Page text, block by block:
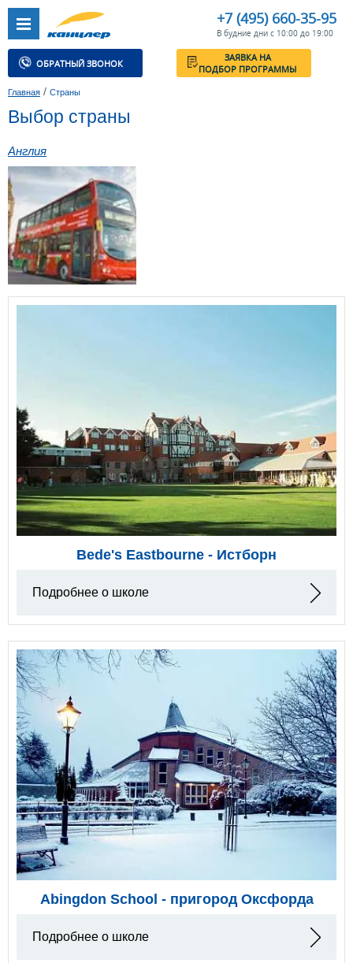
+7 (495) 660-35-95
В будние дни с 10:00 до 19:00
ОБРАТНЫЙ ЗВОНОК
ЗАЯВКА НА
ПОДБОР ПРОГРАММЫ
Главная / Страны
Выбор страны
Англия
Bede's Eastbourne - Истборн
Подробнее о школе
Abingdon School - пригород Оксфорда
Подробнее о школе